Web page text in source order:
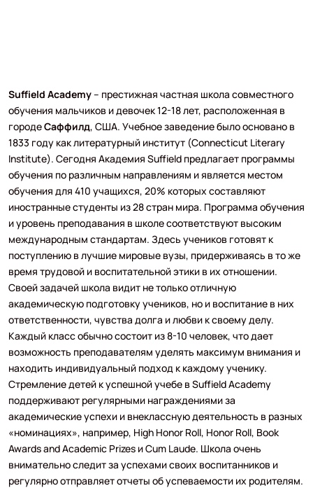
Suffield Academy– престижная частная школа совместного
обучения мальчиков и девочек 12-18 лет, расположенная в
городеСаффилд, США. Учебное заведение было основано в
1833 году как литературный институт (Connecticut Literary
Institute). Сегодня Академия Suffield предлагает программы
обучения по различным направлениям и является местом
обучения для 410 учащихся, 20% которых составляют
иностранные студенты из 28 стран мира. Программа обучения
и уровень преподавания в школе соответствуют высоким
международным стандартам. Здесь учеников готовят к
поступлению в лучшие мировые вузы, придерживаясь в то же
время трудовой и воспитательной этики в их отношении.
Своей задачей школа видит не только отличную
академическую подготовку учеников, но и воспитание в них
ответственности, чувства долга и любви к своему делу.
Каждый класс обычно состоит из 8-10 человек, что дает
возможность преподавателям уделять максимум внимания и
находить индивидуальный подход к каждому ученику.
Стремление детей к успешной учебе в Suffield Academy
поддерживают регулярными награждениями за
академические успехи и внеклассную деятельность в разных
«номинациях», например, High Honor Roll, Honor Roll, Book
Awards and Academic Prizes и Cum Laude. Школа очень
внимательно следит за успехами своих воспитанников и
регулярно отправляет отчеты об успеваемости их родителям.